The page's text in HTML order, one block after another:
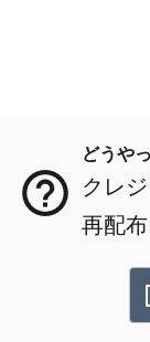
どうや
クレ
再配